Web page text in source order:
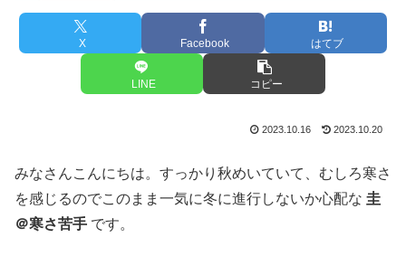
X Facebook はてブ
LINE コピー
2023.10.16 2023.10.20
みなさんこんにちは。すっかり秋めいていて、むしろ寒さ
を感じるのでこのまま一気に冬に進行しないか心配な 圭
＠寒さ苦手 です。